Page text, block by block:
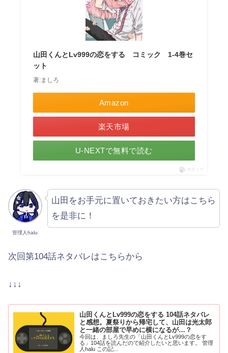
山田くんとLv999の恋をする コミック 1-4巻セ
ット
著:ましろ
Amazon
楽天市場
U-NEXTで無料で読む
ポチップ
管理人halu
山田をお手元に置いておきたい方はこちら
を是非に！
次回第104話ネタバレはこちらから
↓↓↓
山田くんとLv999の恋をする 104話ネタバレ
と感想。夏祭りから帰宅して、山田は光太郎
と一緒の部屋で早めに横になるが…？
今回は、ましろ先生の「山田くんとLv999の恋をす
る」104話を読んだので紹介したいと思います。 管理
人halu この記...